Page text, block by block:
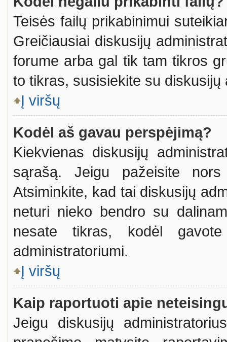
Teisės failų prikabinimui
Greičiausiai diskusijų
forume arba gal tik tam tikros
to tikras, susisiekite su diskusijų
Į viršų
Kodėl aš gavau perspėjimą?
Kiekvienas diskusijų
sąrašą. Jeigu pažeisite
Atsiminkite, kad tai diskusijų
neturi nieko bendro su
nesate tikras, kodėl
administratoriumi.
Į viršų
Kaip raportuoti apie
Jeigu diskusijų